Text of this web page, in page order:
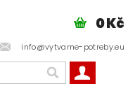
info@vytvarne-potreby.eu
0 Kč